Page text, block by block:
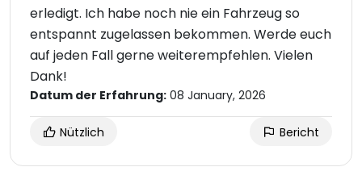
erledigt. Ich habe noch nie ein Fahrzeug so
entspannt zugelassen bekommen. Werde euch
auf jeden Fall gerne weiterempfehlen. Vielen
Dank!
Datum der Erfahrung: 08 January, 2026
Nützlich Bericht